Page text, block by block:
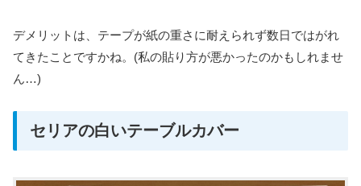
デメリットは、テープが紙の重さに耐えられず数日ではがれ
てきたことですかね。(私の貼り方が悪かったのかもしれませ
ん…)
セリアの白いテーブルカバー